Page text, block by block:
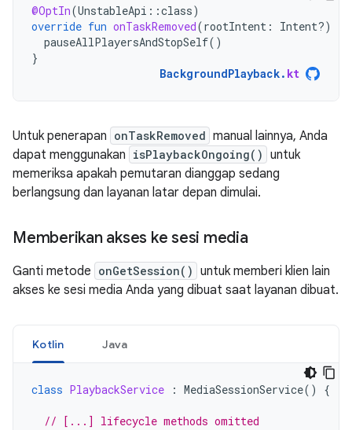
@OptIn(UnstableApi ::class)
override fun onTaskRemoved(rootIntent : Intent?)
pauseAllPlayersAndStopSelf()
}
BackgroundPlayback. kt
Untuk penerapan onTaskRemoved manual lainnya, Anda
dapat menggunakan isPlaybackOngoing() untuk
memeriksa apakah pemutaran dianggap sedang
berlangsung dan layanan latar depan dimulai.
Memberikan akses ke sesi media
Ganti metode onGetSession() untuk memberi klien lain
akses ke sesi media Anda yang dibuat saat layanan dibuat.
Kotlin Java
class PlaybackService : MediaSessionService() {
// [...] lifecycle methods omitted